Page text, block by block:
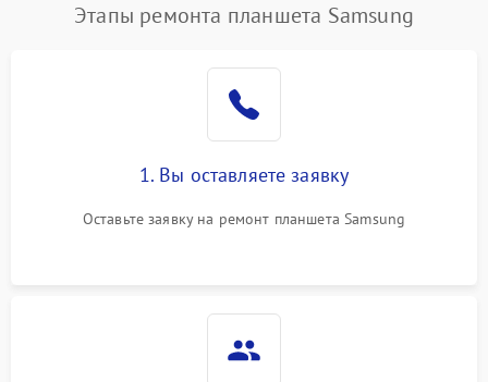
Этапы ремонта планшета Samsung
1. Вы оставляете заявку
Оставьте заявку на ремонт планшета Samsung